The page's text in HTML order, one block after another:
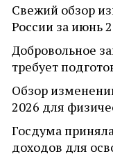
Свежий обзор
России за июнь
Добровольное
требует
Обзор
2026 для
Госдума
доходов для